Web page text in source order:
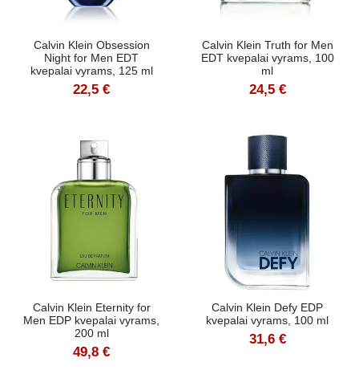
Calvin Klein Obsession
Night for Men EDT
kvepalai vyrams, 125 ml
22,5 €
Calvin Klein Truth for Men
EDT kvepalai vyrams, 100
ml
24,5 €
Calvin Klein Eternity for
Men EDP kvepalai vyrams,
200 ml
49,8 €
Calvin Klein Defy EDP
kvepalai vyrams, 100 ml
31,6 €